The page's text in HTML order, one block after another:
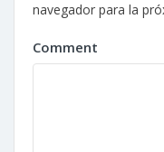
navegador para la
Comment